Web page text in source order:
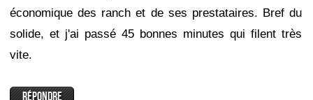
économique des ranch et de ses prestataires. Bref du
solide, et j'ai passé 45 bonnes minutes qui filent très
vite.